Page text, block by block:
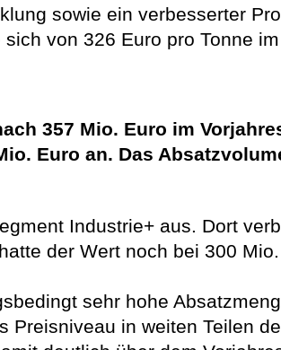
sowie ein verbesserter
von 326 Euro pro Tonne
357 Mio. Euro im
Euro an. Das
Industrie+ aus. Dort
der Wert noch bei 300
sehr hohe
in weiten Teilen